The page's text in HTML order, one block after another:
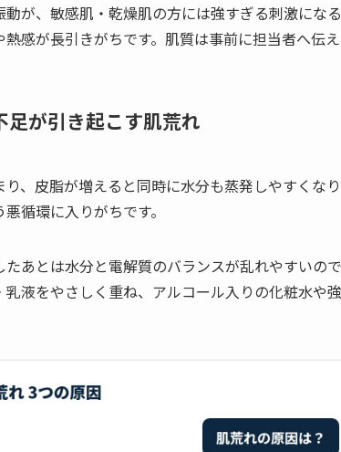
が、敏感肌・乾燥肌の方には強すぎる刺激にな
感が長引きがちです。肌質は事前に担当者へ伝え
足が引き起こす肌荒れ
り、皮脂が増えると同時に水分も蒸発しやすくな
循環に入りがちです。
たあとは水分と電解質のバランスが乱れやすいの
乳液をやさしく重ね、アルコール入りの化粧水や